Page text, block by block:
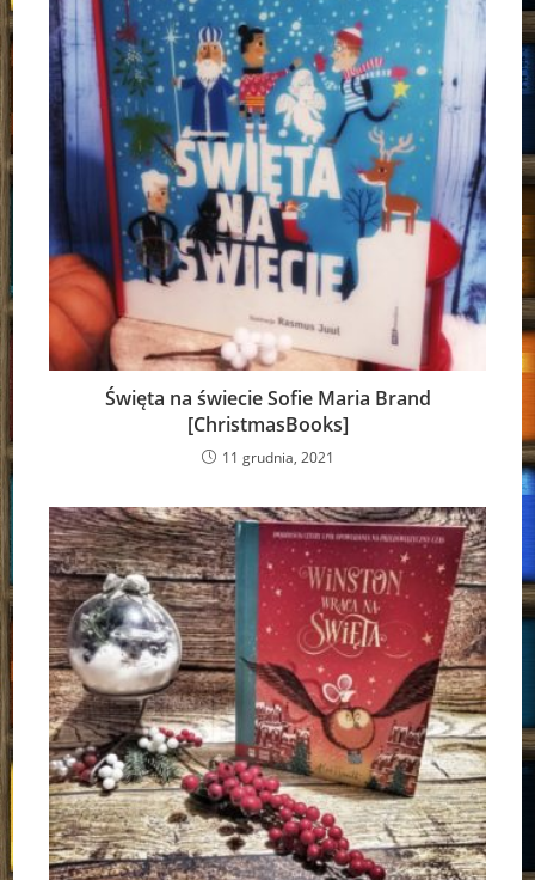
Święta na świecie Sofie Maria Brand
[ChristmasBooks]
11 grudnia, 2021